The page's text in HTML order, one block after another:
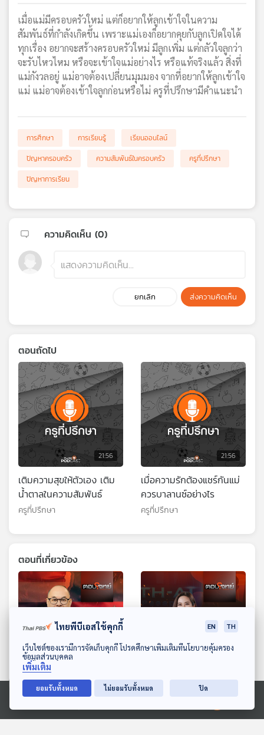
เอส
แผนที่
วิทยุ
ดาวน์โหลด Thai PBS Podcast Application
Ⓒ 2020 องค์การกระจายเสียงและแพร่ภาพสาธารณะแห่งประเทศไทย
เมื่อแม่มีครอบครัวใหม่ แต่ก็อยากให้ลูกเข้าใจในความ
สัมพันธ์ที่กำลังเกิดขึ้น เพราะแม่เองก็อยากคุยกับลูกเปิดใจได้
ทุกเรื่อง อยากจะสร้างครอบครัวใหม่ มีลูกเพิ่ม แต่กลัวใจลูกว่า
จะรับไหวไหม หรือจะเข้าใจแม่อย่างไร หรือแท้จริงแล้ว สิ่งที่
แม่กังวลอยู่ แม่อาจต้องเปลี่ยนมุมมอง จากที่อยากให้ลูกเข้าใจ
แม่ แม่อาจต้องเข้าใจลูกก่อนหรือไม่ ครูที่ปรึกษามีคำแนะนำ
การศึกษา การเรียนรู้
เรียนออนไลน์
ปัญหาครอบครัว
ความสัมพันธ์ในครอบครัว
ครูที่ปรึกษา
ปัญหาการเรียน
ความคิดเห็น (0)
ยกเลิก ส่งความคิดเห็น
ตอนถัดไป
21:56
เติมความสุขให้ตัวเอง เติม
น้ำตาลในความสัมพันธ์
ครูที่ปรึกษา
21:56
เมื่อความรักต้องแชร์กันแม่
ควรบาลานซ์อย่างไร
ครูที่ปรึกษา
ตอนที่เกี่ยวข้อง
EP. 20: แรงกดดัน "โดนัลด์
เจรจาหยุดยิง ?
ตอบโจทย์
EP. 129: "ความผิดปกติ"
Passport" ไม่จบ ?
ตอบโจทย์
ไทยพีบีเอสใช้คุกกี้ EN TH
เว็บไซต์ของเรามีการจัดเก็บคุกกี้ โปรดศึกษาเพิ่มเติมที่นโยบายคุ้มครอง
ข้อมูลส่วนบุคคล
เพิ่มเติม
ยอมรับทั้งหมด ไม่ยอมรับทั้งหมด ปิด